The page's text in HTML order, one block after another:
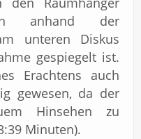
anhand der
unteren Diskus
gespiegelt ist.
Erachtens auch
gewesen, da der
Hinsehen zu
Minuten).